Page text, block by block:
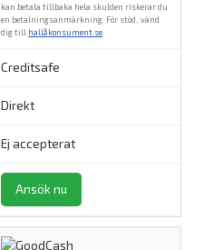
kan betala tillbaka hela skulden riskerar du
en betalningsanmärkning. För stöd, vänd
dig till hallåkonsument.se
Creditsafe
Direkt
Ej accepterat
Ansök nu